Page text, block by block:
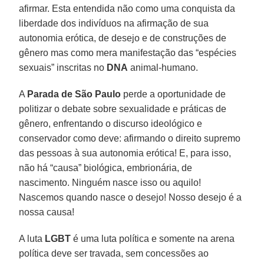
afirmar. Esta entendida não como uma conquista da
liberdade dos indivíduos na afirmação de sua
autonomia erótica, de desejo e de construções de
gênero mas como mera manifestação das “espécies
sexuais” inscritas no DNA animal-humano.
A Parada de São Paulo perde a oportunidade de
politizar o debate sobre sexualidade e práticas de
gênero, enfrentando o discurso ideológico e
conservador como deve: afirmando o direito supremo
das pessoas à sua autonomia erótica! E, para isso,
não há “causa” biológica, embrionária, de
nascimento. Ninguém nasce isso ou aquilo!
Nascemos quando nasce o desejo! Nosso desejo é a
nossa causa!
A luta LGBT é uma luta política e somente na arena
política deve ser travada, sem concessões ao